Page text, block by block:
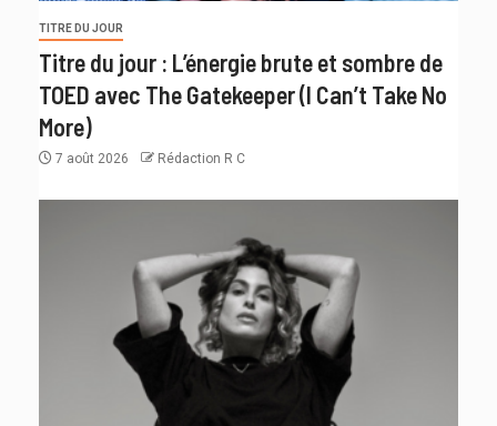
TITRE DU JOUR
Titre du jour : L’énergie brute et sombre de
TOED avec The Gatekeeper (I Can’t Take No
More)
7 août 2026 Rédaction R C